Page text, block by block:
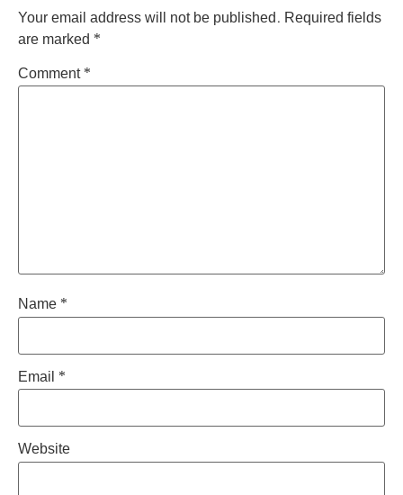
Your email address will not be published. Required fields
are marked *
Comment*
Name *
Email *
Website